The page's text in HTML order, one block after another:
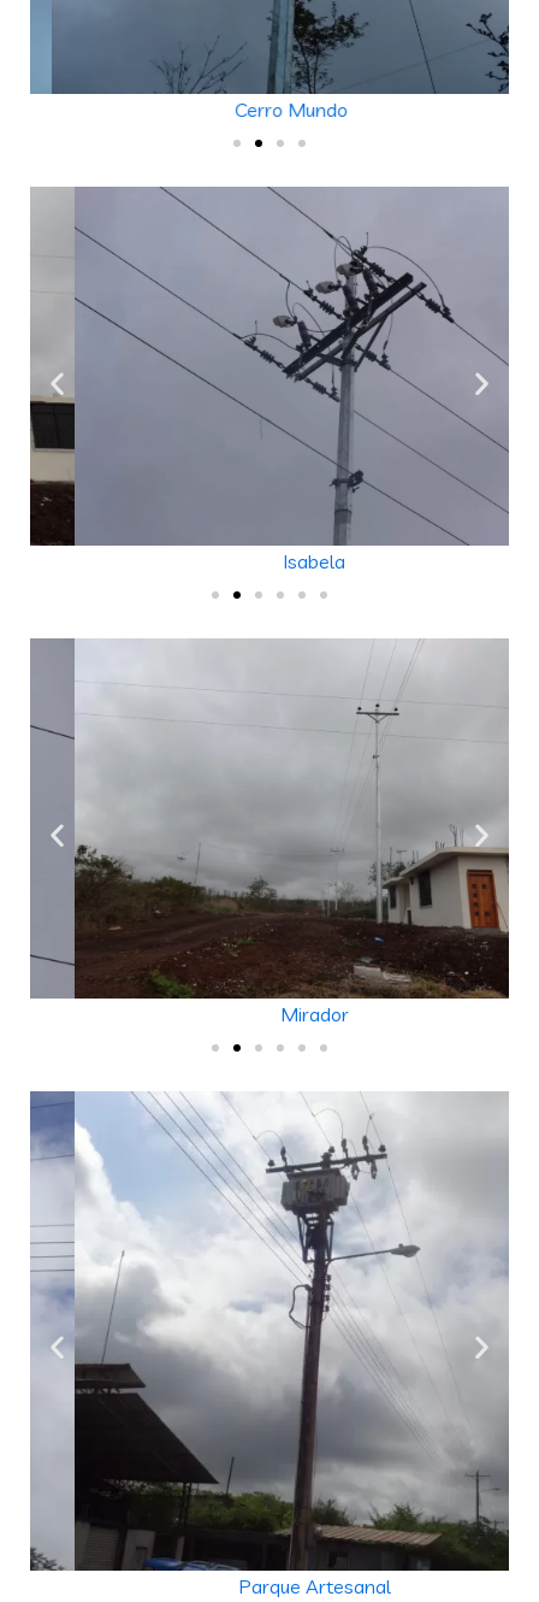
Cerro Mundo
Isabela
Mirador
Parque Artesanal